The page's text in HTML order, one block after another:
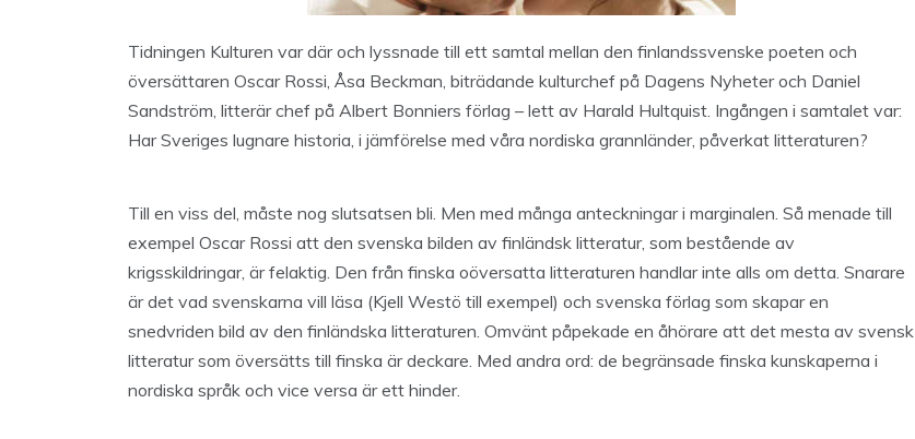
Tidningen Kulturen var där och lyssnade till ett samtal mellan den finlandssvenske poeten och
översättaren Oscar Rossi, Åsa Beckman, biträdande kulturchef på Dagens Nyheter och Daniel
Sandström, litterär chef på Albert Bonniers förlag – lett av Harald Hultquist. Ingången i samtalet var:
Har Sveriges lugnare historia, i jämförelse med våra nordiska grannländer, påverkat litteraturen?
Till en viss del, måste nog slutsatsen bli. Men med många anteckningar i marginalen. Så menade till
exempel Oscar Rossi att den svenska bilden av finländsk litteratur, som bestående av
krigsskildringar, är felaktig. Den från finska oöversatta litteraturen handlar inte alls om detta. Snarare
är det vad svenskarna vill läsa (Kjell Westö till exempel) och svenska förlag som skapar en
snedvriden bild av den finländska litteraturen. Omvänt påpekade en åhörare att det mesta av svensk
litteratur som översätts till finska är deckare. Med andra ord: de begränsade finska kunskaperna i
nordiska språk och vice versa är ett hinder.